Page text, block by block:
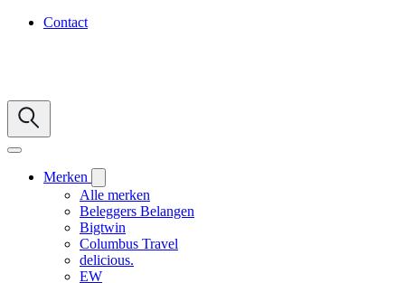
Contact
Merken
Alle merken
Beleggers Belangen
Bigtwin
Columbus Travel
delicious.
EW